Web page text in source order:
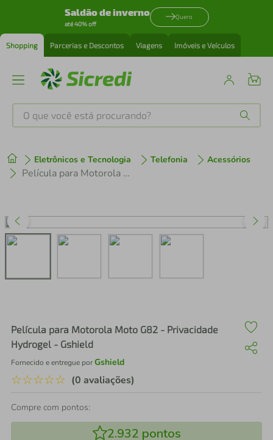
Saldão de inverno
até 40% off
Quero
Shopping Parcerias e Descontos Viagens Imóveis e Veículos
O que você está procurando?
Eletrônicos e Tecnologia Telefonia Acessórios
Película para Motorola Moto G82 - Privacidade Hydrogel - Gshield
Película para Motorola Moto G82 - Privacidade
Hydrogel - Gshield
Fornecido e entregue porGshield
☆☆☆☆☆ (0 avaliações)
Compre com pontos:
2.932 pontos
1º tenis
perfume